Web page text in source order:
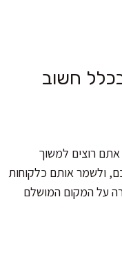
חשוב
אתם רוצים למשוך
ולשמר אותם כלקוחות
על המקום המושלם